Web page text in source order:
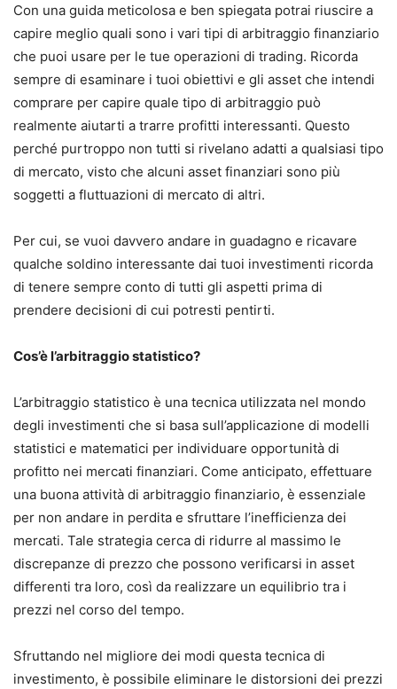
Con una guida meticolosa e ben spiegata potrai riuscire a
capire meglio quali sono i vari tipi di arbitraggio finanziario
che puoi usare per le tue operazioni di trading. Ricorda
sempre di esaminare i tuoi obiettivi e gli asset che intendi
comprare per capire quale tipo di arbitraggio può
realmente aiutarti a trarre profitti interessanti. Questo
perché purtroppo non tutti si rivelano adatti a qualsiasi tipo
di mercato, visto che alcuni asset finanziari sono più
soggetti a fluttuazioni di mercato di altri.
Per cui, se vuoi davvero andare in guadagno e ricavare
qualche soldino interessante dai tuoi investimenti ricorda
di tenere sempre conto di tutti gli aspetti prima di
prendere decisioni di cui potresti pentirti.
Cos’è l’arbitraggio statistico?
L’arbitraggio statistico è una tecnica utilizzata nel mondo
degli investimenti che si basa sull’applicazione di modelli
statistici e matematici per individuare opportunità di
profitto nei mercati finanziari. Come anticipato, effettuare
una buona attività di arbitraggio finanziario, è essenziale
per non andare in perdita e sfruttare l’inefficienza dei
mercati. Tale strategia cerca di ridurre al massimo le
discrepanze di prezzo che possono verificarsi in asset
differenti tra loro, così da realizzare un equilibrio tra i
prezzi nel corso del tempo.
Sfruttando nel migliore dei modi questa tecnica di
investimento, è possibile eliminare le distorsioni dei prezzi